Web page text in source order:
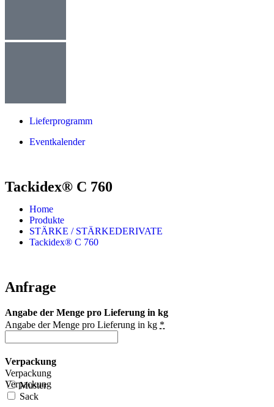
Lieferprogramm
Eventkalender
Tackidex® C 760
Home
Produkte
STÄRKE / STÄRKEDERIVATE
Tackidex® C 760
Anfrage
Angabe der Menge pro Lieferung in kg
Angabe der Menge pro Lieferung in kg *
Verpackung
Verpackung
Muster
Verpackung
Sack